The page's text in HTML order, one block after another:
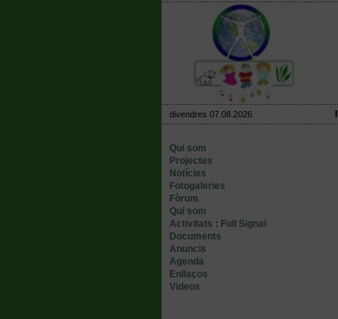
divendres 07.08.2026
Qui som
Projectes
Notícies
Fotogaleries
Fòrum
Qui som
Activitats : Full Signal
Documents
Anuncis
Agenda
Enllaços
Videos